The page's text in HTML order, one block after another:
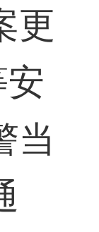
更
安
当